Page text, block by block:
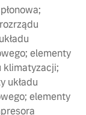
elementy
klimatyzacji;
układu
elementy